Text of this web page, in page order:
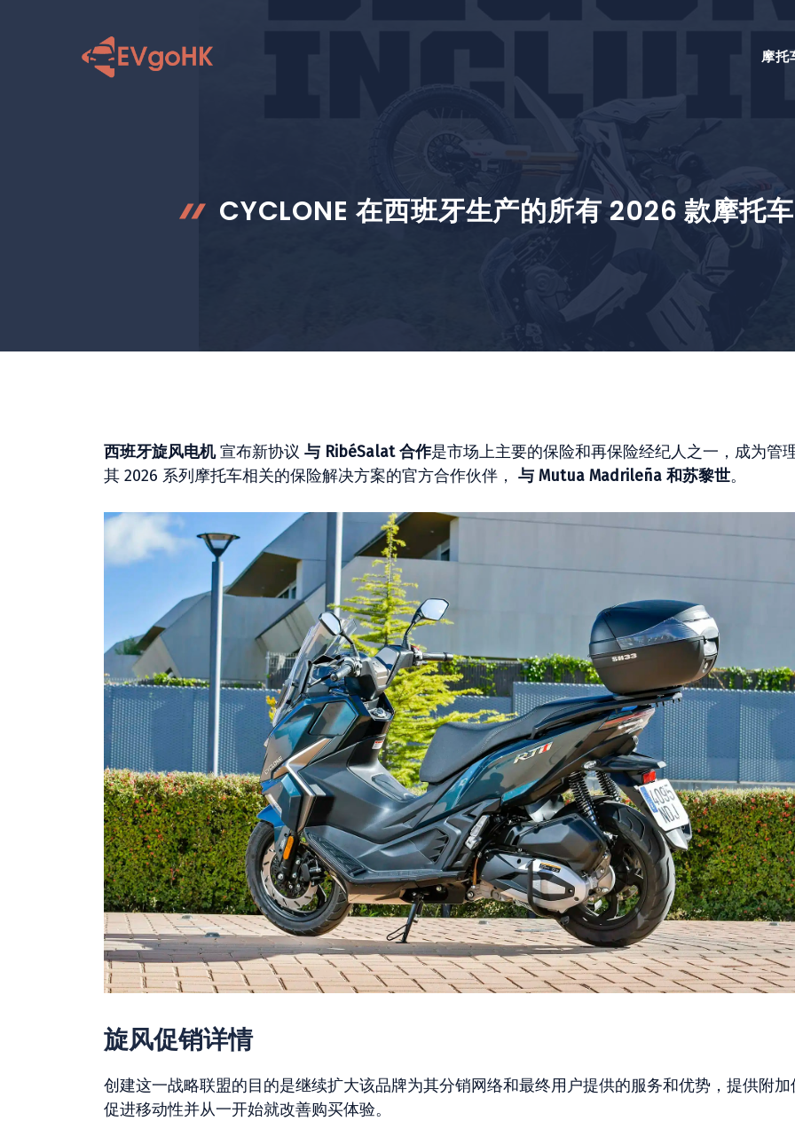
摩托
CYCLONE 在西班牙生产的所有 2026 款摩托
西班牙旋风电机宣布新协议 与 RibéSalat 合作是市场上主要的保险和再保险经纪人之一，成为管
其 2026 系列摩托车相关的保险解决方案的官方合作伙伴， 与 Mutua Madrileña 和苏黎世。
旋风促销详情
创建这一战略联盟的目的是继续扩大该品牌为其分销网络和最终用户提供的服务和优势，提供附加
促进移动性并从一开始就改善购买体验。